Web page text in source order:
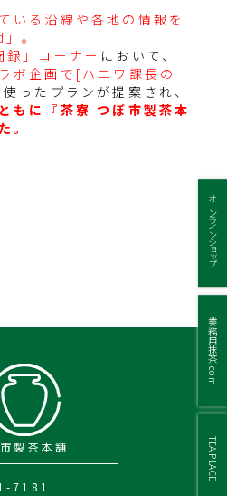
オンラインショップ
業務用抹茶.com
TEA PLACE
いる沿線や各地の情報を
。
」コーナー において、
ボ企画で[ハニワ課長の
使ったプランが提案され、
もに『茶寮 つぼ市製茶本
。
製茶本舗
7181